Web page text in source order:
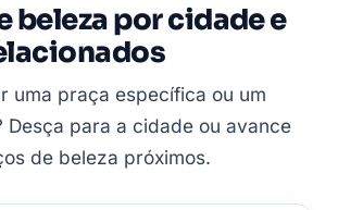
beleza por cidade e
uma praça específica ou um
Desça para a cidade ou avance
de beleza próximos.